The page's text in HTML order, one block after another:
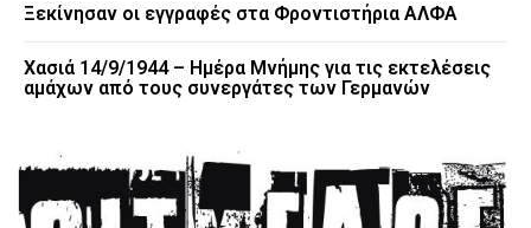
Ξεκίνησαν οι εγγραφές στα Φροντιστήρια ΑΛΦΑ
Χασιά 14/9/1944 – Ημέρα Μνήμης για τις εκτελέσεις
αμάχων από τους συνεργάτες των Γερμανών